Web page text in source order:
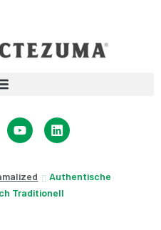
Authentische
Traditionell